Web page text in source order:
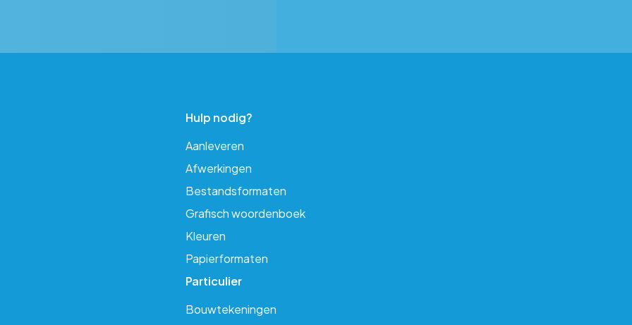
Hulp nodig?
Aanleveren
Afwerkingen
Bestandsformaten
Grafisch woordenboek
Kleuren
Papierformaten
Particulier
Bouwtekeningen